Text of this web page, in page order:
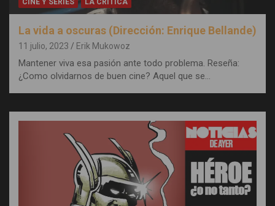
La vida a oscuras (Dirección: Enrique Bellande)
11 julio, 2023 Erik Mukowoz
Mantener viva esa pasión ante todo problema. Reseña:
¿Como olvidarnos de buen cine? Aquel que se…